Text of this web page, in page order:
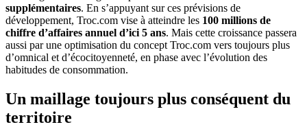
supplémentaires. En s’appuyant sur ces prévisions de
développement, Troc.com vise à atteindre les 100 millions de
chiffre d’affaires annuel d’ici 5 ans. Mais cette croissance passera
aussi par une optimisation du concept Troc.com vers toujours plus
d’omnical et d’écocitoyenneté, en phase avec l’évolution des
habitudes de consommation.
Un maillage toujours plus conséquent du
territoire